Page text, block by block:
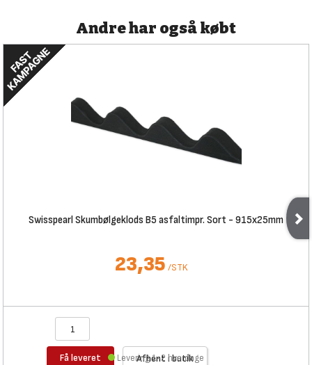
Andre har også købt
Swisspearl Skumbølgeklods B5 asfaltimpr. Sort - 915x25mm
23,35 /STK
Få leveret Afhent i butik
Levering 1-2 hverdage